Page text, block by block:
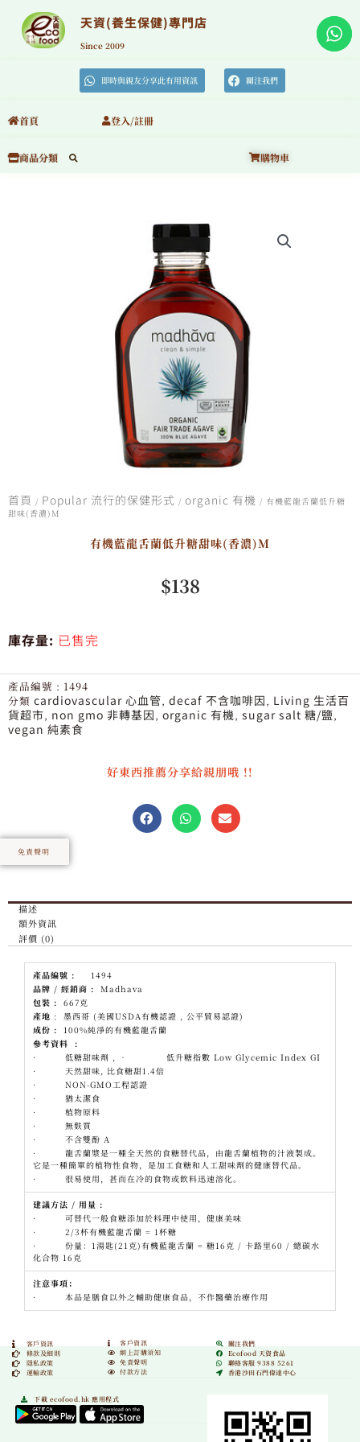
天資(養生保健)專門店
Since 2009
即時與親友分享此有用資訊 關注我們
首頁 登入/註冊
商品分類 購物車
首頁 / Popular 流行的保健形式 / organic 有機 / 有機藍龍舌蘭低升糖
甜味(香濃)M
有機藍龍舌蘭低升糖甜味(香濃)M
$138
庫存量: 已售完
產品編號 : 1494
分類 cardiovascular 心血管, decaf 不含咖啡因, Living 生活百
貨超市, non gmo 非轉基因, organic 有機, sugar salt 糖/鹽,
vegan 純素食
好東西推薦分享給親朋哦 !!
免責聲明
描述
額外資訊
評價 (0)
產品編號 : 1494
品牌 / 經銷商 : Madhava
包裝 : 667克
產地 : 墨西哥 (美國USDA有機認證 , 公平貿易認證)
成份 : 100%純淨的有機藍龍舌蘭
參考資料 :
· 低糖甜味劑 , • 低升糖指數 Low Glycemic Index GI
· 天然甜味, 比食糖甜1.4倍
· NON-GMO工程認證
· 猶太潔食
· 植物原料
· 無麩質
· 不含雙酚 A
· 龍舌蘭漿是一種全天然的食糖替代品，由龍舌蘭植物的汁液製成。
它是一種簡單的植物性食物，是加工食糖和人工甜味劑的健康替代品。
· 很易使用，甚而在冷的食物或飲料迅速溶化。
建議方法 / 用量 :
· 可替代一般食糖添加於料理中使用，健康美味
· 2/3杯有機藍龍舌蘭 = 1杯糖
· 份量：1湯匙(21克)有機藍龍舌蘭 = 糖16克 / 卡路里60 / 總碳水
化合物 16克
注意事項：
· 本品是膳食以外之輔助健康食品，不作醫藥治療作用
客戶資訊
條款及細則
隱私政策
運輸政策
客戶資訊
網上訂購須知
免責聲明
付款方法
關注我們
Ecofood 天資食品
聯絡客服 9388 5261
香港沙田石門偉達中心
下載 ecofood.hk 應用程式